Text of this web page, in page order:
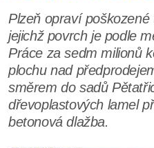
Plzeň opraví
jejichž povrch je podle
Práce za sedm milionů
plochu nad
směrem do sadů
dřevoplastových lamel
betonová dlažba.